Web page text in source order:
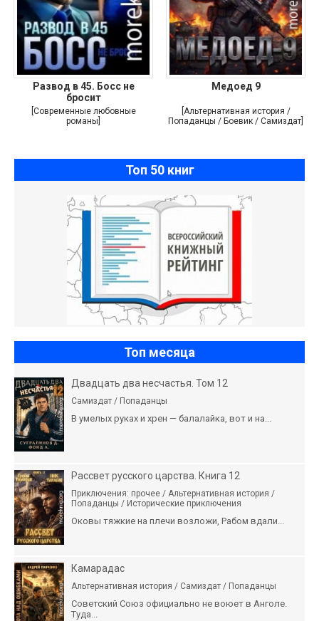
Развод в 45. Босс не
бросит
[Современные любовные
романы]
Медоед 9
[Альтернативная история /
Попаданцы / Боевик / Самиздат]
Топ 50 книг
Топ месяца
Двадцать два несчастья. Том 12
Самиздат / Попаданцы
В умелых руках и хрен — балалайка, вот и на...
Рассвет русского царства. Книга 12
Приключения: прочее / Альтернативная история /
Попаданцы / Исторические приключения
Оковы тяжкие на плечи возложи, Рабом вдали...
Камарадас
Альтернативная история / Самиздат / Попаданцы
Советский Союз официально не воюет в Анголе.
Туда...